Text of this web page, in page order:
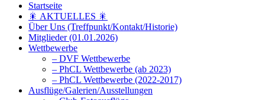
Startseite
🎇 AKTUELLES 🎇
Über Uns (Treffpunkt/Kontakt/Historie)
Mitglieder (01.01.2026)
Wettbewerbe
– DVF Wettbewerbe
– PhCL Wettbewerbe (ab 2023)
– PhCL Wettbewerbe (2022-2017)
Ausflüge/Galerien/Ausstellungen